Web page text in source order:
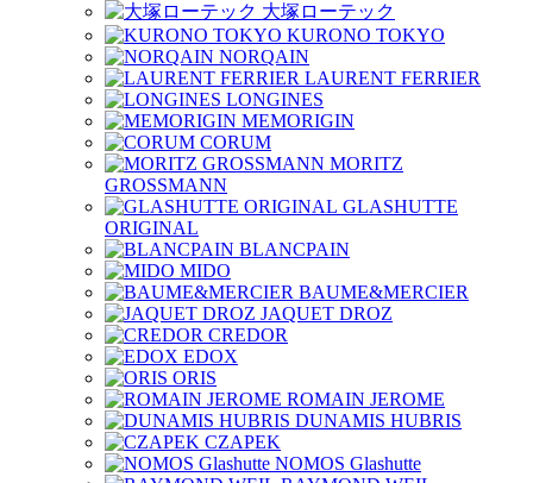
大塚ローテック
KURONO TOKYO
NORQAIN
LAURENT FERRIER
LONGINES
MEMORIGIN
CORUM
MORITZ
GROSSMANN
GLASHUTTE
ORIGINAL
BLANCPAIN
MIDO
BAUME&MERCIER
JAQUET DROZ
CREDOR
EDOX
ORIS
ROMAIN JEROME
DUNAMIS HUBRIS
CZAPEK
NOMOS Glashutte